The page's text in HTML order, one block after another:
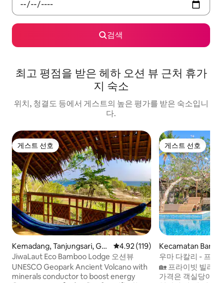
검색
최고 평점을 받은 헤하 오션 뷰 근처 휴가
지 숙소
위치, 청결도 등에서 게스트의 높은 평가를 받은 숙소입니
다.
게스트 선호
게스트 선호
Kemadang, Tanjungsari, Gu
nung Kidul Regency,의 숙소
평점 4.92점(5점 만점), 후기 119
4.92 (119)
JiwaLaut Eco Bamboo Lodge 오션뷰
UNESCO Geopark Ancient Volcano with
minerals conductor to boost energy
게스트 선호
게스트 선호
Kecamatan
우마 다칼리 - 프라
🏡 프라이빗 빌라
가격은 객실당이